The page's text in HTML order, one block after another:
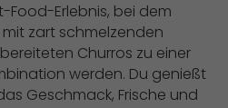
Food-Erlebnis, bei dem
zart schmelzenden
Churros zu einer
werden. Du genießt
Geschmack, Frische und